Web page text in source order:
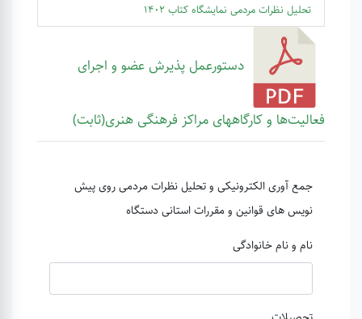
تحلیل نظرات مردمی نمایشگاه کتاب 1402
دستورعمل پذیرش عضو و اجرای
فعالیت‌ها و کارگاههای مراکز فرهنگی هنری(ثابت)
جمع آوری الکترونیکی و تحلیل نظرات مردمی روی پیش
نویس های قوانین و مقررات استانی دستگاه
نام و نام خانوادگی